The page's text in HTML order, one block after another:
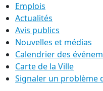
Emplois
Actualités
Avis publics
Nouvelles et médias
Calendrier des
Carte de la Ville
Signaler un problème